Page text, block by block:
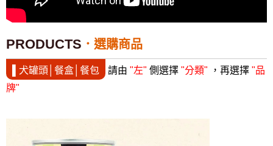
PRODUCTS 選購商品
▌犬罐頭│餐盒│餐包 請由 "左" 側選擇 "分類" ，再選擇 "品
牌"